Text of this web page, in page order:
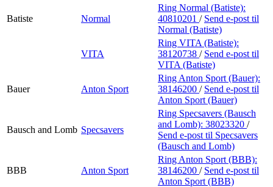
Batiste Normal
Ring Normal (Batiste):
40810201 / Send e-post til
Normal (Batiste)
VITA
Ring VITA (Batiste):
38120738 / Send e-post til
VITA (Batiste)
Bauer Anton Sport
Ring Anton Sport (Bauer):
38146200 / Send e-post til
Anton Sport (Bauer)
Bausch and Lomb Specsavers
Ring Specsavers (Bausch
and Lomb): 38023320 /
Send e-post til Specsavers
(Bausch and Lomb)
BBB Anton Sport
Ring Anton Sport (BBB):
38146200 / Send e-post til
Anton Sport (BBB)